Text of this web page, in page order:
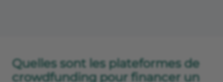
Quelles sont les plateformes de
crowdfunding pour financer un